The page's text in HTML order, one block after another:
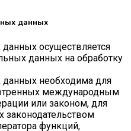
данных
осуществляется
данных на обработку
данных необходима для
международным
или законом, для
функций,